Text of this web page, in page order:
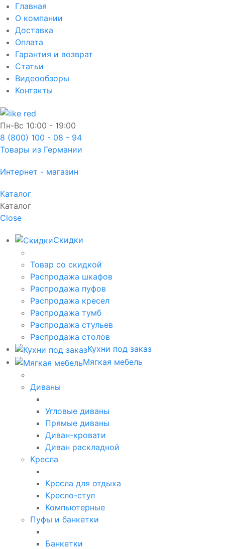
Главная
О компании
Доставка
Оплата
Гарантия и возврат
Статьи
Видеообзоры
Контакты
Пн-Вс 10:00 - 19:00
8 (800) 100 - 08 - 94
Товары из Германии
Интернет - магазин
Каталог
Каталог
Close
Скидки
Товар со скидкой
Распродажа шкафов
Распродажа пуфов
Распродажа кресел
Распродажа тумб
Распродажа стульев
Распродажа столов
Кухни под заказ
Мягкая мебель
Диваны
Угловые диваны
Прямые диваны
Диван-кровати
Диван раскладной
Кресла
Кресла для отдыха
Кресло-стул
Компьютерные
Пуфы и банкетки
Банкетки